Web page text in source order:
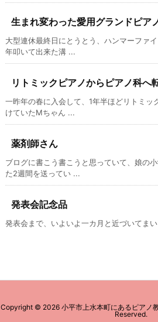
生まれ変わった愛用グランドピア
大型連休最終日にとうとう、ハンマーファ
年叩いて出来た溝 ...
リトミックピアノからピアノ科へ
一昨年の春に入会して、1年半ほどリトミッ
けていたMちゃん ...
薬剤師さん
ブログに書こう書こうと思っていて、娘の
た2週間を送ってい ...
発表会記念品
発表会まで、いよいよ一カ月と近づいてま
Copyright © 2026 小平市上水本町にあるピアノ
Reserved.